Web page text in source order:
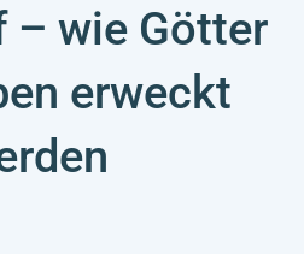
– wie Götter
erweckt